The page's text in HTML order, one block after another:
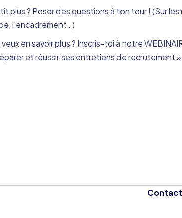
plus ? Poser des questions à ton tour ! (Sur les
l’encadrement…)
veux en savoir plus ? Inscris-toi à notre
et réussir ses entretiens de recrutement »